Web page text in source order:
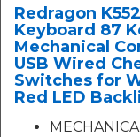
Redragon
Keyboard 87
Mechanical
USB Wired
Switches for
Red LED